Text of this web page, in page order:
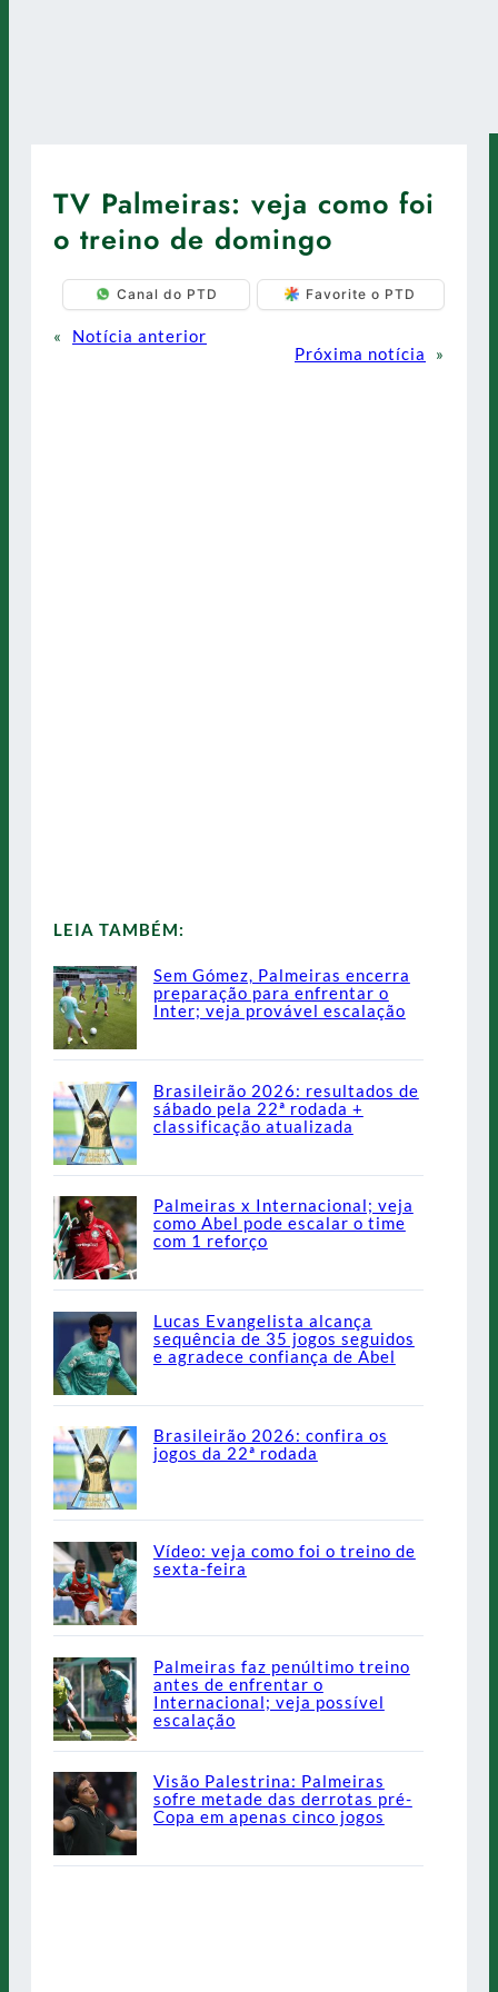
TV Palmeiras: veja como foi
o treino de domingo
Canal do PTD Favorite o PTD
«
Notícia anterior
Próxima notícia
»
LEIA TAMBÉM:
Sem Gómez, Palmeiras encerra
preparação para enfrentar o
Inter; veja provável escalação
Brasileirão 2026: resultados de
sábado pela 22ª rodada +
classificação atualizada
Palmeiras x Internacional; veja
como Abel pode escalar o time
com 1 reforço
Lucas Evangelista alcança
sequência de 35 jogos seguidos
e agradece confiança de Abel
Brasileirão 2026: confira os
jogos da 22ª rodada
Vídeo: veja como foi o treino de
sexta-feira
Palmeiras faz penúltimo treino
antes de enfrentar o
Internacional; veja possível
escalação
Visão Palestrina: Palmeiras
sofre metade das derrotas pré-
Copa em apenas cinco jogos